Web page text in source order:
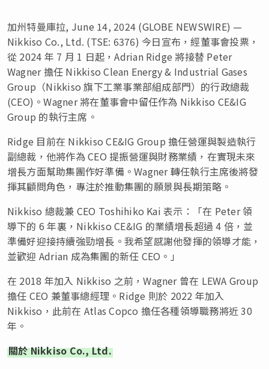
加州特曼庫拉, June 14, 2024 (GLOBE NEWSWIRE) —
Nikkiso Co., Ltd. (TSE: 6376) 今日宣布，經董事會投票，
從 2024 年 7 月 1 日起，Adrian Ridge 將接替 Peter
Wagner 擔任 Nikkiso Clean Energy & Industrial Gases
Group（Nikkiso 旗下工業事業部組成部門）的行政總裁
(CEO)。Wagner 將在董事會中留任作為 Nikkiso CE&IG
Group 的執行主席。
Ridge 目前在 Nikkiso CE&IG Group 擔任營運與製造執行
副總裁，他將作為 CEO 提振營運與財務業績，在實現未來
增長方面幫助集團作好準備。Wagner 轉任執行主席後將發
揮其顧問角色，專注於推動集團的願景與長期策略。
Nikkiso 總裁兼 CEO Toshihiko Kai 表示：「在 Peter 領
導下的 6 年裏，Nikkiso CE&IG 的業績增長超過 4 倍，並
準備好迎接持續強勁增長。我希望感謝他發揮的領導才能，
並歡迎 Adrian 成為集團的新任 CEO。」
在 2018 年加入 Nikkiso 之前，Wagner 曾在 LEWA Group
擔任 CEO 兼董事總經理。Ridge 則於 2022 年加入
Nikkiso，此前在 Atlas Copco 擔任各種領導職務將近 30
年。
關於 Nikkiso Co., Ltd.